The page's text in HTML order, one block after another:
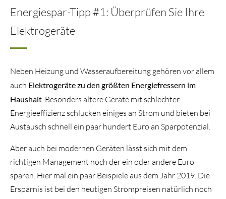
Energiespar-Tipp #1: Überprüfen Sie Ihre
Elektrogeräte
Neben Heizung und Wasseraufbereitung gehören vor allem
auch Elektrogeräte zu den größten Energiefressern im
Haushalt. Besonders ältere Geräte mit schlechter
Energieeffizienz schlucken einiges an Strom und bieten bei
Austausch schnell ein paar hundert Euro an Sparpotenzial.
Aber auch bei modernen Geräten lässt sich mit dem
richtigen Management noch der ein oder andere Euro
sparen. Hier mal ein paar Beispiele aus dem Jahr 2019. Die
Ersparnis ist bei den heutigen Strompreisen natürlich noch